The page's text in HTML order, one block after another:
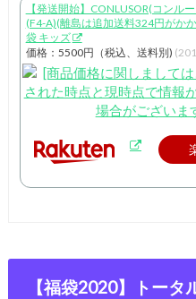
【発送開始】CONLUSOR(コンル
(F4-A)(離島は追加送料324円がか
袋 キッズ
価格：5500円（税込、送料別)
【福袋2020】トー